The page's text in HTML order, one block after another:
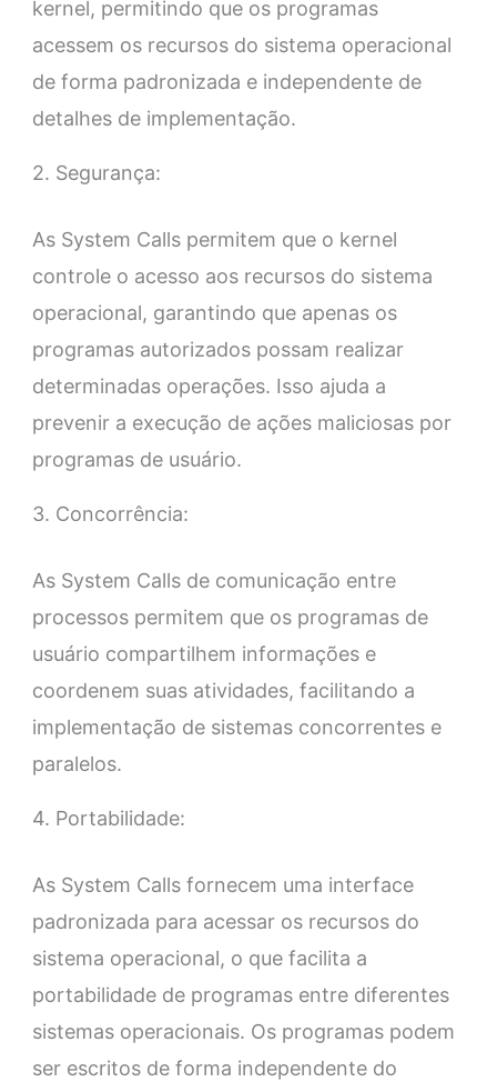
kernel, permitindo que os programas
acessem os recursos do sistema operacional
de forma padronizada e independente de
detalhes de implementação.
2. Segurança:
As System Calls permitem que o kernel
controle o acesso aos recursos do sistema
operacional, garantindo que apenas os
programas autorizados possam realizar
determinadas operações. Isso ajuda a
prevenir a execução de ações maliciosas por
programas de usuário.
3. Concorrência:
As System Calls de comunicação entre
processos permitem que os programas de
usuário compartilhem informações e
coordenem suas atividades, facilitando a
implementação de sistemas concorrentes e
paralelos.
4. Portabilidade:
As System Calls fornecem uma interface
padronizada para acessar os recursos do
sistema operacional, o que facilita a
portabilidade de programas entre diferentes
sistemas operacionais. Os programas podem
ser escritos de forma independente do